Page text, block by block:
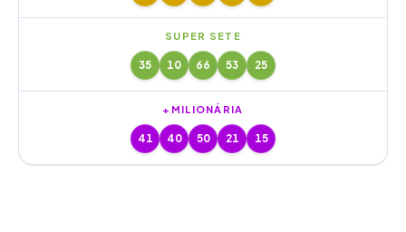
SUPER SETE
35 10 66 53 25
+MILIONÁRIA
41 40 50 21 15